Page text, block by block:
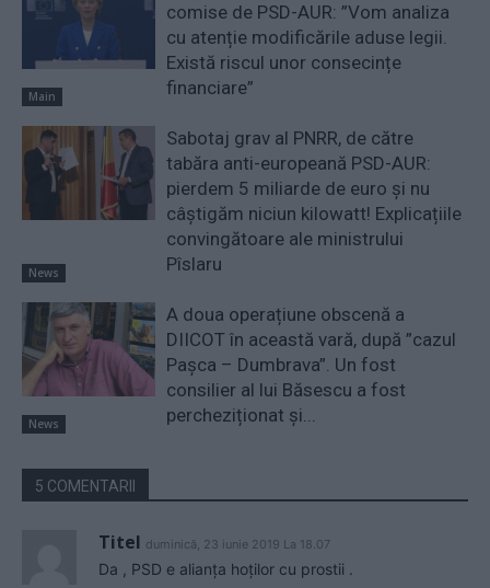
Main
comise de PSD-AUR: ”Vom analiza
cu atenție modificările aduse legii.
Există riscul unor consecințe
financiare”
News
Sabotaj grav al PNRR, de către
tabăra anti-europeană PSD-AUR:
pierdem 5 miliarde de euro și nu
câștigăm niciun kilowatt! Explicațiile
convingătoare ale ministrului
Pîslaru
News
A doua operațiune obscenă a
DIICOT în această vară, după ”cazul
Pașca – Dumbrava”. Un fost
consilier al lui Băsescu a fost
percheziționat și...
5 COMENTARII
Titel duminică, 23 iunie 2019 La 18.07
Da , PSD e alianța hoților cu prostii .